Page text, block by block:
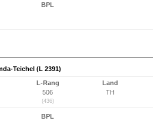
BPL
Teichel (L 2391)
L-Rang
506
(436)
Land
TH
BPL